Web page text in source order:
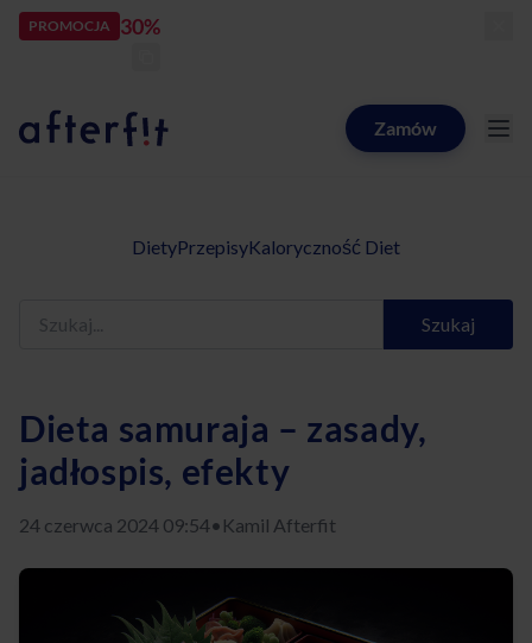
PROMOCJA 30%
Catering dietetyczny AfterfitZamów
DietyPrzepisyKaloryczność Diet
Szukaj
Dieta samuraja – zasady,
jadłospis, efekty
24 czerwca 2024 09:54• Kamil Afterfit